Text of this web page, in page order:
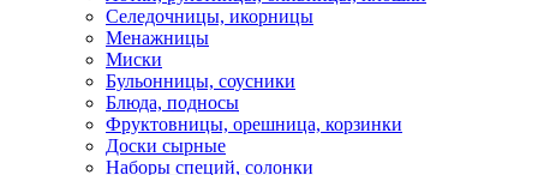
Селедочницы, икорницы
Менажницы
Миски
Бульонницы, соусники
Блюда, подносы
Фруктовницы, орешница, корзинки
Доски сырные
Наборы специй, солонки